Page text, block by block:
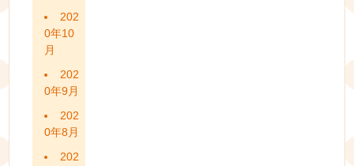
202
0年10
月
202
0年9月
202
0年8月
202